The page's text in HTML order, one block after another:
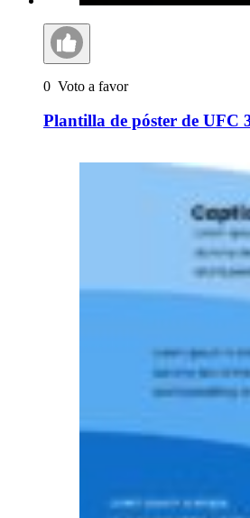
0 Voto a favor
Plantilla de póster de UFC